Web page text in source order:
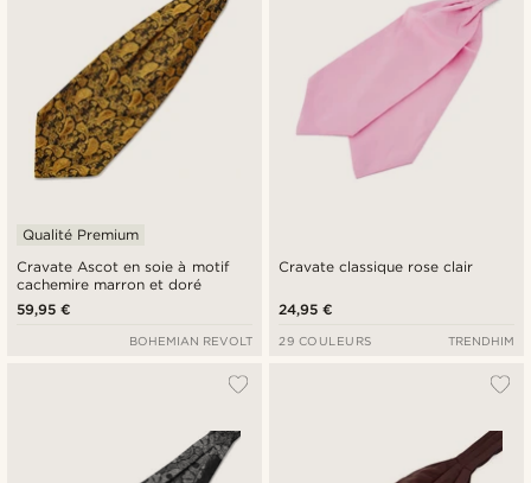
Cravate Ascot en soie à motif
cachemire marron et doré
Qualité Premium
59,95 €
BOHEMIAN REVOLT
Cravate classique rose clair
24,95 €
29 COULEURS TRENDHIM